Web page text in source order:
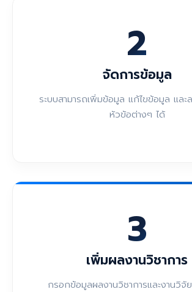
2
จัดการข้อมูล
ระบบสามารถเพิ่มข้อมูล แก้ไขข้อมูล และ
หัวข้อต่างๆ ได้
3
เพิ่มผลงานวิชาการ
กรอกข้อมูลผลงานวิชาการและงานวิจั